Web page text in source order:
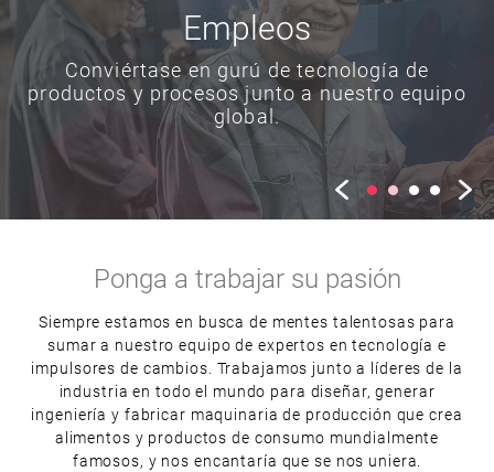
Empleos
Conviértase en gurú de tecnología de
productos y procesos junto a nuestro equipo
global.
Empleos
Conviértase en gurú de tecnología de
productos y procesos junto a nuestro equipo
global.
Empleos
Conviértase en gurú de tecnología de
productos y procesos junto a nuestro equipo
global.
Empleos
Conviértase en gurú de tecnología de
productos y procesos junto a nuestro equipo
global.
Ponga a trabajar su pasión
Siempre estamos en busca de mentes talentosas para
sumar a nuestro equipo de expertos en tecnología e
impulsores de cambios. Trabajamos junto a líderes de la
industria en todo el mundo para diseñar, generar
ingeniería y fabricar maquinaria de producción que crea
alimentos y productos de consumo mundialmente
famosos, y nos encantaría que se nos uniera.